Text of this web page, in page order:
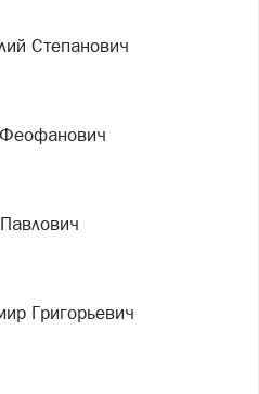
Степанович
Григорьевич